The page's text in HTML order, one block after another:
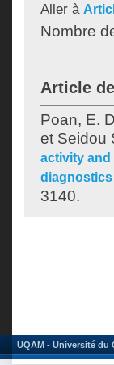
Aller à
Nombre
Article
Poan, E.
et Seidou
activity and
3140.
UQAM - Université du